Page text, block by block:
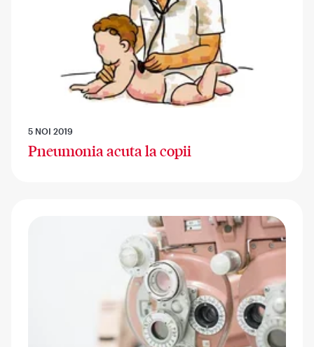
5 NOI 2019
Pneumonia acuta la copii